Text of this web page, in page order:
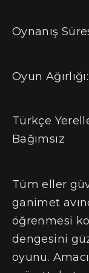
Oynanış
Oyun Ağırlığı:
Türkçe
Bağımsız
Tüm eller
ganimet
öğrenmesi
dengesini
oyunu.